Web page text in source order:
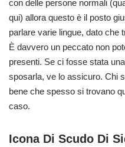
con delle persone normali
qui) allora questo è il posto
parlare varie lingue, dato che
È davvero un peccato non
presenti. Se ci fosse stata
sposarla, ve lo assicuro. Chi
bene che spesso si trovano
caso.
Icona Di Scudo Di